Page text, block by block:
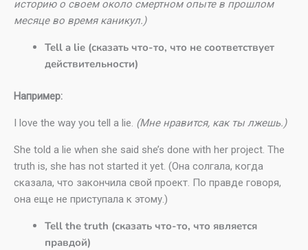
историю о своем около смертном опыте в прошлом
месяце во время каникул.)
Tell a lie (сказать что-то, что не соответствует
действительности)
Например:
I love the way you tell a lie. (Мне нравится, как ты лжешь.)
She told a lie when she said she’s done with her project. The
truth is, she has not started it yet. (Она солгала, когда
сказала, что закончила свой проект. По правде говоря,
она еще не приступала к этому.)
Tell the truth (сказать что-то, что является
правдой)